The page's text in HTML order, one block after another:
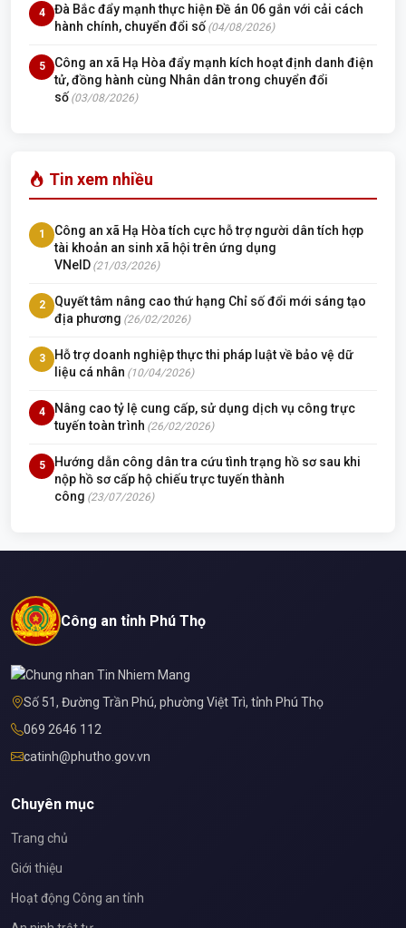
4
Đà Bắc đẩy mạnh thực hiện Đề án 06 gắn với cải cách
hành chính, chuyển đổi số (04/08/2026)
5
Công an xã Hạ Hòa đẩy mạnh kích hoạt định danh điện
tử, đồng hành cùng Nhân dân trong chuyển đổi
số (03/08/2026)
Tin xem nhiều
1
Công an xã Hạ Hòa tích cực hỗ trợ người dân tích hợp
tài khoản an sinh xã hội trên ứng dụng
VNeID (21/03/2026)
2
Quyết tâm nâng cao thứ hạng Chỉ số đổi mới sáng tạo
địa phương (26/02/2026)
3
Hỗ trợ doanh nghiệp thực thi pháp luật về bảo vệ dữ
liệu cá nhân (10/04/2026)
4
Nâng cao tỷ lệ cung cấp, sử dụng dịch vụ công trực
tuyến toàn trình (26/02/2026)
5
Hướng dẫn công dân tra cứu tình trạng hồ sơ sau khi
nộp hồ sơ cấp hộ chiếu trực tuyến thành
công (23/07/2026)
Công an tỉnh Phú Thọ
Số 51, Đường Trần Phú, phường Việt Trì, tỉnh Phú Thọ
069 2646 112
catinh@phutho.gov.vn
Chuyên mục
Trang chủ
Giới thiệu
Hoạt động Công an tỉnh